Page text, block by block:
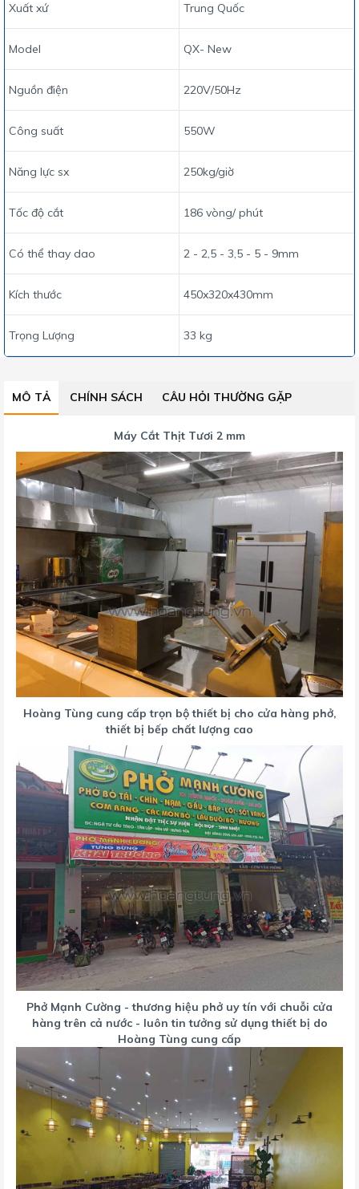
Xuất xứ Trung Quốc
Model QX- New
Nguồn điện 220V/50Hz
Công suất 550W
Năng lực sx 250kg/giờ
Tốc độ cắt 186 vòng/ phút
Có thể thay dao 2 - 2,5 - 3,5 - 5 - 9mm
Kích thước 450x320x430mm
Trọng Lượng 33 kg
MÔ TẢ CHÍNH SÁCH CÂU HỎI THƯỜNG GẶP
Máy Cắt Thịt Tươi 2 mm
Hoàng Tùng cung cấp trọn bộ thiết bị cho cửa hàng phở,
thiết bị bếp chất lượng cao
Phở Mạnh Cường - thương hiệu phở uy tín với chuỗi cửa
hàng trên cả nước - luôn tin tưởng sử dụng thiết bị do
Hoàng Tùng cung cấp